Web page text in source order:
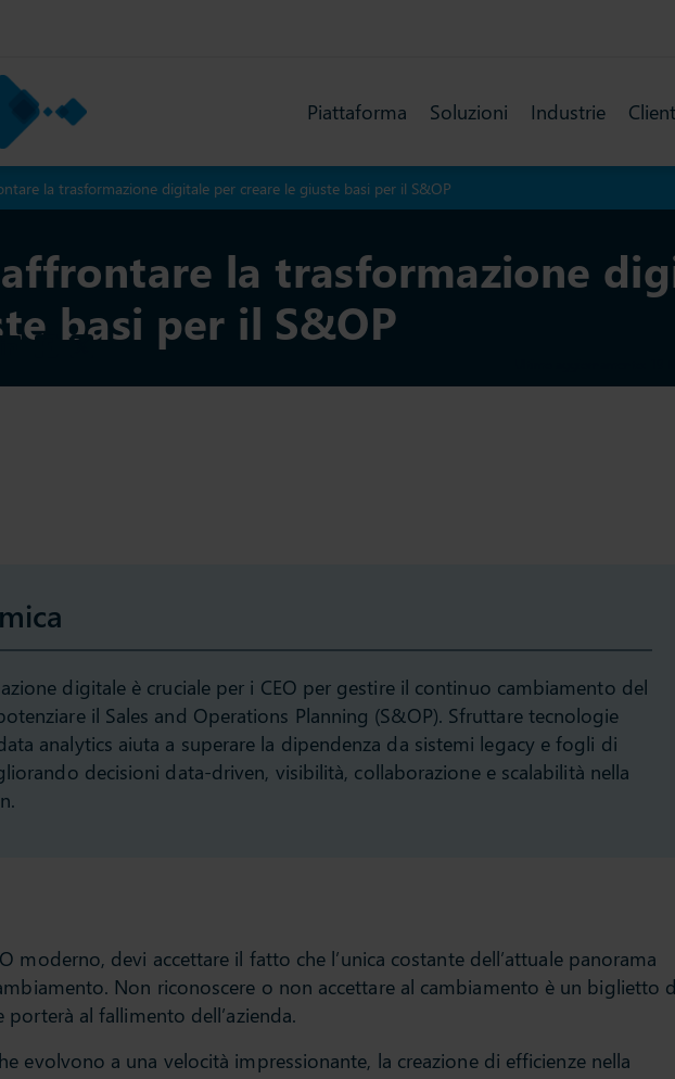
Piattaforma Soluzioni Industrie
la trasformazione digitale per creare le giuste basi per il S&OP
la trasformazione
basi per il S&OP
digitale è cruciale per i CEO per gestire il continuo cambiamento del
il Sales and Operations Planning (S&OP). Sfruttare tecnologie
analytics aiuta a superare la dipendenza da sistemi legacy e fogli di
decisioni data-driven, visibilità, collaborazione e scalabilità nella
moderno, devi accettare il fatto che l’unica costante dell’attuale panorama
Non riconoscere o non accettare al cambiamento è un biglietto
porterà al fallimento dell’azienda.
evolvono a una velocità impressionante, la creazione di efficienze nella